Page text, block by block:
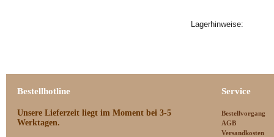
Lagerhinweise:
Bestellhotline
Unsere Lieferzeit liegt im Moment bei 3-5
Werktagen.
Service
Bestellvorgang
AGB
Versandkosten